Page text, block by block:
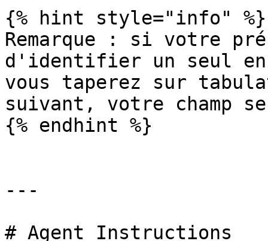
{% hint style="info" %}
Remarque : si votre
d'identifier un seul
vous taperez sur
suivant, votre champ
{% endhint %}
---
# Agent Instructions